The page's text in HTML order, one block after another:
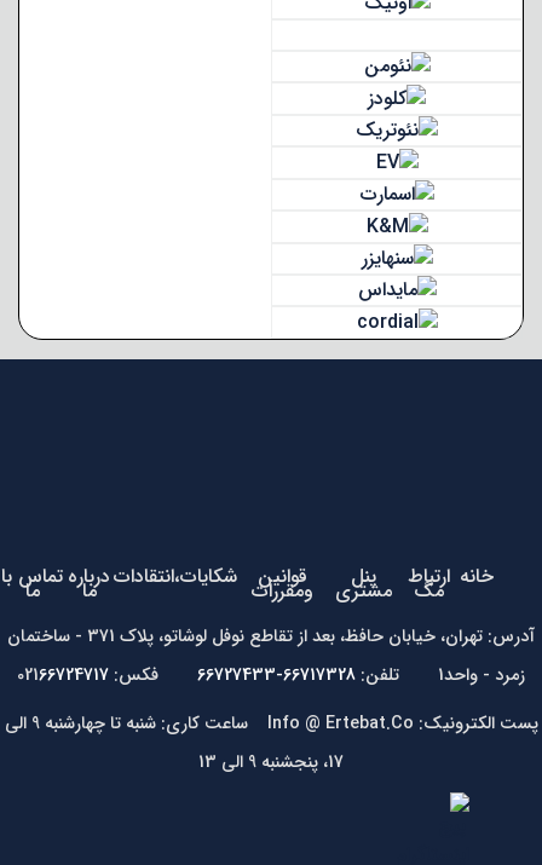
خانه ارتباط
مگ پنل
مشتری قوانین
ومقررات شکایات،انتقاداتدرباره
ما تماس با
ما
آدرس: تهران، خیابان حافظ، بعد از تقاطع نوفل لوشاتو، پلاک 371 - ساختمان
زمرد - واحد1 تلفن:
66717328-66727433 فکس: 021 66724717
پست الکترونیک: Info @ Ertebat.Co ساعت کاری: شنبه تا چهارشنبه 9 الی
17، پنجشنبه 9 الی 13